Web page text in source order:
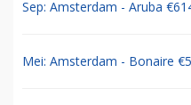
Sep: Amsterdam - Aruba
Mei: Amsterdam - Bonaire